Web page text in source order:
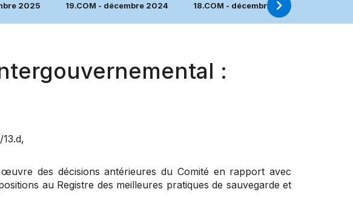
2025 19.COM - décembre 2024 18.COM - décembre 2023
:
des décisions antérieures du Comité en rapport avec
au Registre des meilleures pratiques de sauvegarde et